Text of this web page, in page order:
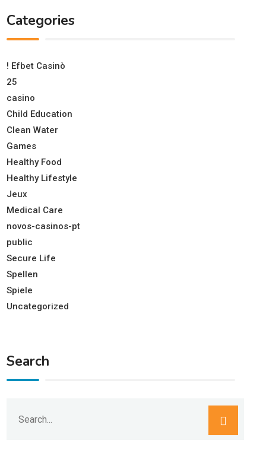
Categories
! Efbet Casinò
25
casino
Child Education
Clean Water
Games
Healthy Food
Healthy Lifestyle
Jeux
Medical Care
novos-casinos-pt
public
Secure Life
Spellen
Spiele
Uncategorized
Search